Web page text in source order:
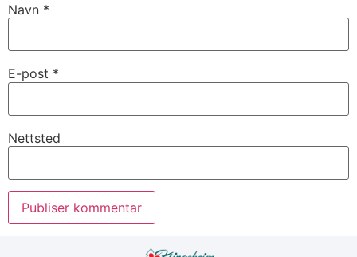
Navn *
E-post *
Nettsted